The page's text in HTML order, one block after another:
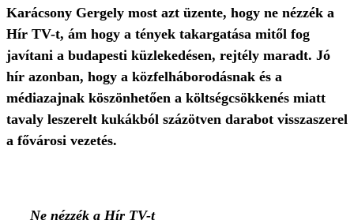
Karácsony Gergely most azt üzente, hogy ne nézzék a
Hír TV-t, ám hogy a tények takargatása mitől fog
javítani a budapesti küzlekedésen, rejtély maradt. Jó
hír azonban, hogy a közfelháborodásnak és a
médiazajnak köszönhetően a költségcsökkenés miatt
tavaly leszerelt kukákból százötven darabot visszaszerel
a fővárosi vezetés.
Ne nézzék a Hír TV-t